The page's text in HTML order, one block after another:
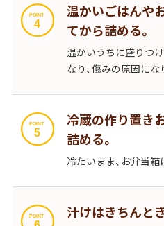
温かいごはんや
てから詰める。
温かいうちに盛りつ
なり、傷みの原因にな
冷蔵の作り置き
詰める。
冷たいまま、お弁当箱
汁けはきちんと